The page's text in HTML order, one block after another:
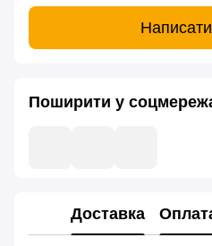
Написати
Поширити у
Доставка